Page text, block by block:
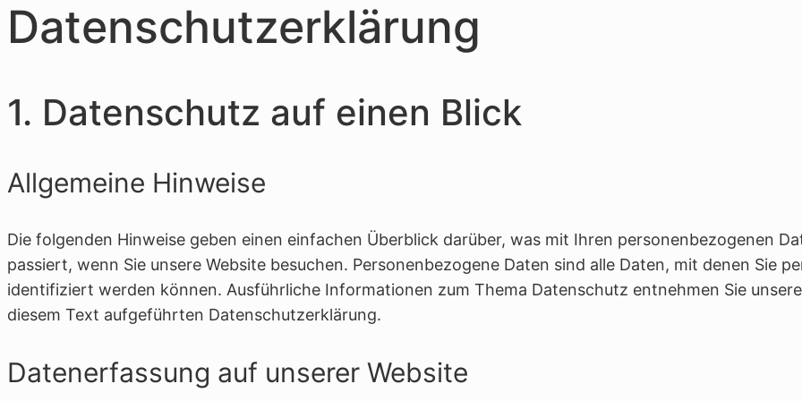
Datenschutzerklärung
1. Datenschutz auf einen Blick
Allgemeine Hinweise
Die folgenden Hinweise geben einen einfachen Überblick darüber, was mit Ihren personenbezogenen
passiert, wenn Sie unsere Website besuchen. Personenbezogene Daten sind alle Daten, mit denen Sie
identifiziert werden können. Ausführliche Informationen zum Thema Datenschutz entnehmen Sie
diesem Text aufgeführten Datenschutzerklärung.
Datenerfassung auf unserer Website